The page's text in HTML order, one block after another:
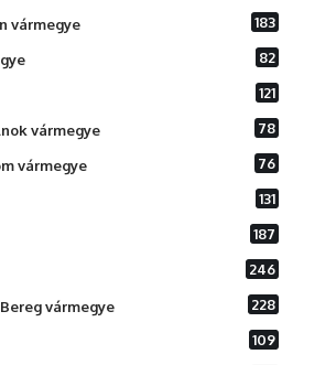
vármegye 183
82
121
vármegye 78
vármegye 76
131
187
246
vármegye 228
109